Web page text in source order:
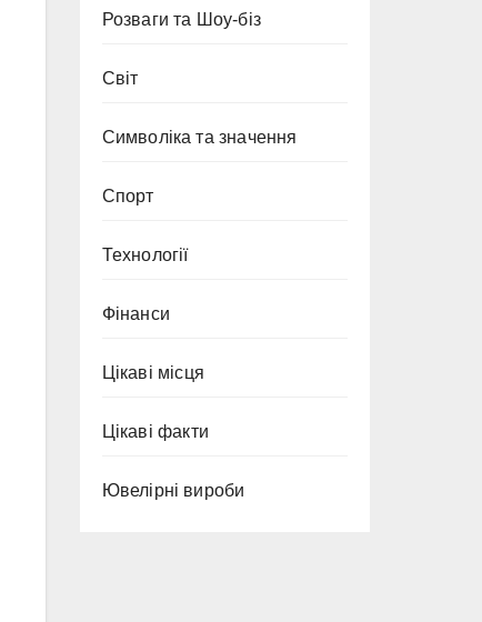
Розваги та Шоу-біз
Світ
Символіка та значення
Спорт
Технології
Фінанси
Цікаві місця
Цікаві факти
Ювелірні вироби